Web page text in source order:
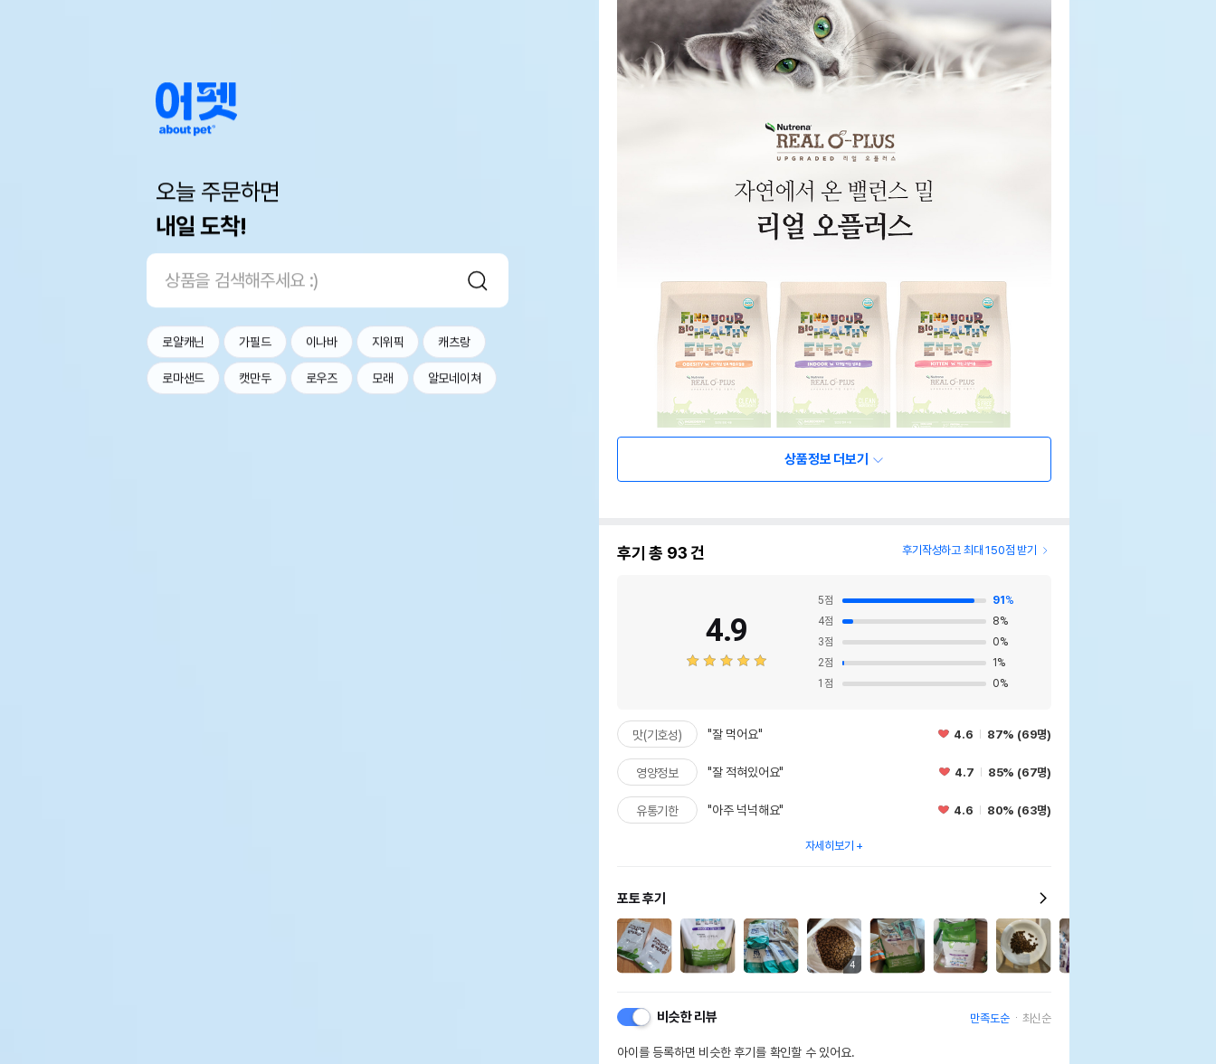
오늘 주문하면
내일 도착!
로얄캐닌 가필드 이나바 지위픽 캐츠랑
로마샌드 캣만두 로우즈 모래 알모네이쳐
상품정보 더보기
후기 총 93건 후기작성하고 최대 150점 받기
4.9
5점 91 %
4점 8%
3점 0%
2점 1 %
1 점 0%
맛(기호성) "잘 먹어요" 4.6 87% (69명)
영양정보 "잘 적혀있어요" 4.7 85% (67명)
유통기한 "아주 넉넉해요" 4.6 80% (63명)
자세히보기
포토 후기
4
비슷한 리뷰 만족도순 최신순
아이를 등록하면 비슷한 후기를 확인할 수 있어요.